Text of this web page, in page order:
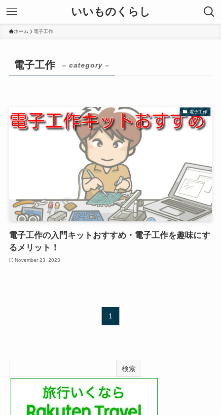
いいものくらし
ホーム 電子工作
電子工作 – category –
電子工作
電子工作の入門キットおすすめ・電子工作を趣味にす
るメリット！
November 23, 2023
1
検索